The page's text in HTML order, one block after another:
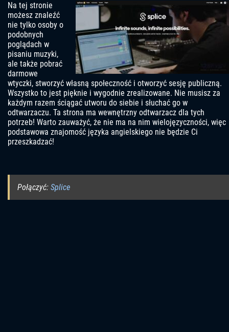
Na tej stronie
możesz znaleźć
nie tylko osoby o
podobnych
poglądach w
pisaniu muzyki,
ale także pobrać
darmowe
wtyczki, stworzyć własną społeczność i otworzyć sesję publiczną.
Wszystko to jest pięknie i wygodnie zrealizowane. Nie musisz za
każdym razem ściągać utworu do siebie i słuchać go w
odtwarzaczu. Ta strona ma wewnętrzny odtwarzacz dla tych
potrzeb! Warto zauważyć, że nie ma na nim wielojęzyczności, więc
podstawowa znajomość języka angielskiego nie będzie Ci
przeszkadzać!
Połączyć: Splice